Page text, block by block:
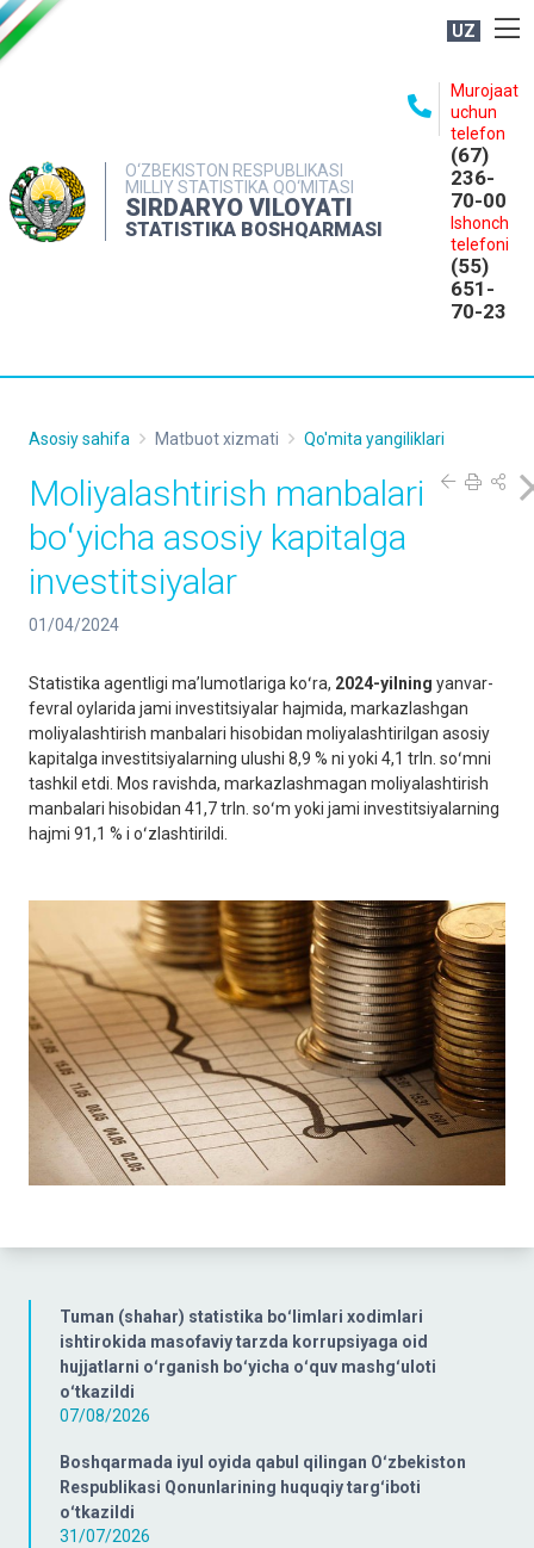
UZ
O‘ZBEKISTON RESPUBLIKASI
MILLIY STATISTIKA QO‘MITASI
SIRDARYO VILOYATI
STATISTIKA BOSHQARMASI
Murojaat
uchun
telefon
(67)
236-
70-00
Ishonch
telefoni
(55)
651-
70-23
NASHRLAR
INTERAKTIV XIZMATLAR
MATBUOT XIZMATI
Tuman (shahar) statistika boʻlimlari xodimlari
ishtirokida masofaviy tarzda korrupsiyaga oid
hujjatlarni oʻrganish boʻyicha oʻquv mashgʻuloti
oʻtkazildi
07/08/2026
Boshqarmada iyul oyida qabul qilingan Oʻzbekiston
Respublikasi Qonunlarining huquqiy targʻiboti
oʻtkazildi
31/07/2026
Asosiy sahifa Matbuot xizmati Qo'mita yangiliklari
Moliyalashtirish manbalari
boʻyicha asosiy kapitalga
investitsiyalar
01/04/2024
Statistika agentligi maʼlumotlariga koʻra, 2024-yilning yanvar-
fevral oylarida jami investitsiyalar hajmida, markazlashgan
moliyalashtirish manbalari hisobidan moliyalashtirilgan asosiy
kapitalga investitsiyalarning ulushi 8,9 % ni yoki 4,1 trln. soʻmni
tashkil etdi. Mos ravishda, markazlashmagan moliyalashtirish
manbalari hisobidan 41,7 trln. soʻm yoki jami investitsiyalarning
hajmi 91,1 % i oʻzlashtirildi.